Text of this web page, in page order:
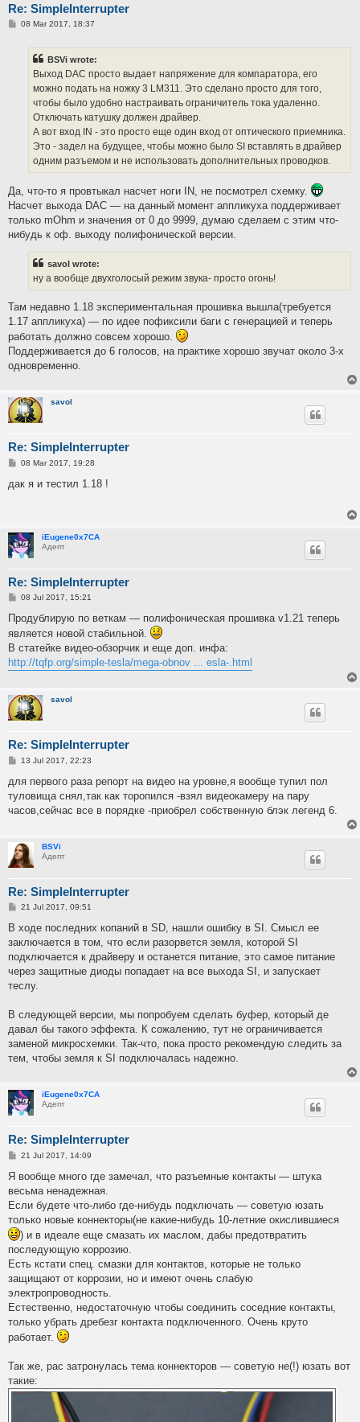
Re: SimpleInterrupter
P08 Mar 2017, 18:37
BSVi wrote:
Выход DAC просто выдает напряжение для компаратора, его
можно подать на ножку 3 LM311. Это сделано просто для того,
чтобы было удобно настраивать ограничитель тока удаленно.
Отключать катушку должен драйвер.
А вот вход IN - это просто еще один вход от оптического приемника.
Это - задел на будущее, чтобы можно было SI вставлять в драйвер
одним разъемом и не использовать дополнительных проводков.
Да, что-то я провтыкал насчет ноги IN, не посмотрел схемку.
Насчет выхода DAC — на данный момент аппликуха поддерживает
только mOhm и значения от 0 до 9999, думаю сделаем с этим что-
нибудь к оф. выходу полифонической версии.
savol wrote:
ну а вообще двухголосый режим звука- просто огонь!
Там недавно 1.18 экспериментальная прошивка вышла(требуется
1.17 аппликуха) — по идее пофиксили баги с генерацией и теперь
работать должно совсем хорошо.
Поддерживается до 6 голосов, на практике хорошо звучат около 3-х
одновременно.
savol
Re: SimpleInterrupter
P
s
08 Mar 2017, 19:28
дак я и тестил 1.18 !
iEugene0x7CA
Адепт
Re: SimpleInterrupter
P
s
08 Jul 2017, 15:21
Продублирую по веткам — полифоническая прошивка v1.21 теперь
является новой стабильной.
В статейке видео-обзорчик и еще доп. инфа:
http://tqfp.org/simple-tesla/mega-obnov ... esla-.html
savol
Re: SimpleInterrupter
P
s
13 Jul 2017, 22:23
для первого раза репорт на видео на уровне,я вообще тупил пол
туловища снял,так как торопился -взял видеокамеру на пару
часов,сейчас все в порядке -приобрел собственную блэк легенд 6.
BSVi
Адепт
Re: SimpleInterrupter
P
s
21 Jul 2017, 09:51
В ходе последних копаний в SD, нашли ошибку в SI. Смысл ее
заключается в том, что если разорвется земля, которой SI
подключается к драйверу и останется питание, это самое питание
через защитные диоды попадает на все выхода SI, и запускает
теслу.
В следующей версии, мы попробуем сделать буфер, который де
давал бы такого эффекта. К сожалению, тут не ограничивается
заменой микросхемки. Так-что, пока просто рекомендую следить за
тем, чтобы земля к SI подключалась надежно.
iEugene0x7CA
Адепт
Re: SimpleInterrupter
P
s
21 Jul 2017, 14:09
Я вообще много где замечал, что разъемные контакты — штука
весьма ненадежная.
Если будете что-либо где-нибудь подключать — советую юзать
только новые коннекторы(не какие-нибудь 10-летние окислившиеся
) и в идеале еще смазать их маслом, дабы предотвратить
последующую коррозию.
Есть кстати спец. смазки для контактов, которые не только
защищают от коррозии, но и имеют очень слабую
электропроводность.
Естественно, недостаточную чтобы соединить соседние контакты,
только убрать дребезг контакта подключенного. Очень круто
работает.
Так же, рас затронулась тема коннекторов — советую не(!) юзать вот
такие: